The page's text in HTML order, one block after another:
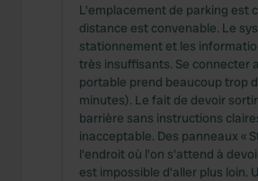
L'emplacement de parking est
distance est convenable. Le
stationnement et les
très insuffisants. Se connecter
portable prend beaucoup trop
minutes). Le fait de devoir
barrière sans instructions
inacceptable. Des panneaux «
l'endroit où l'on s'attend à
est impossible d'aller plus loin.